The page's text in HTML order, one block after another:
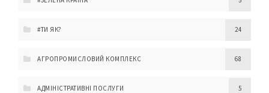
#ТИ ЯК? 24
АГРОПРОМИСЛОВИЙ КОМПЛЕКС 68
АДМІНІСТРАТИВНІ ПОСЛУГИ 5